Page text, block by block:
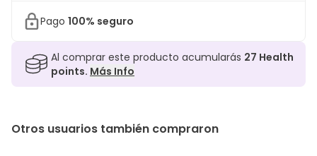
Pago 100% seguro
Al comprar este producto acumularás 27 Health
points. Más Info
Otros usuarios también compraron